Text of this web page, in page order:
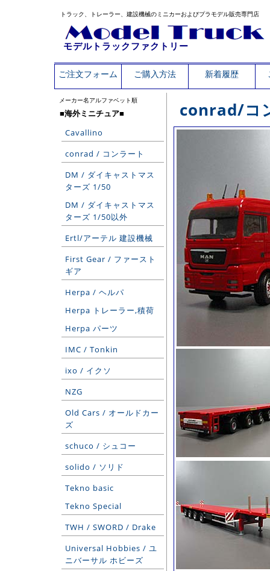
トラック、トレーラー、建設機械のミニカーおよびプラモデル販売専門店
モデルトラックファクトリー
ご注文フォーム ご購入方法 新着履歴
メーカー名アルファベット順
■海外ミニチュア■
Cavallino
conrad / コンラート
DM / ダイキャストマス
ターズ 1/50
DM / ダイキャストマス
ターズ 1/50以外
Ertl/アーテル 建設機械
First Gear / ファースト
ギア
Herpa / ヘルパ
Herpa トレーラー,積荷
Herpa パーツ
IMC / Tonkin
ixo / イクソ
NZG
Old Cars / オールドカー
ズ
schuco / シュコー
solido / ソリド
Tekno basic
Tekno Special
TWH / SWORD / Drake
Universal Hobbies / ユ
ニバーサル ホビーズ
conrad/コ